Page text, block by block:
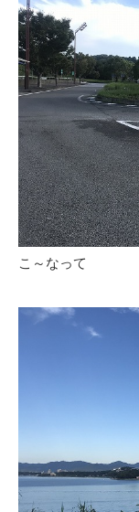
こ～なって